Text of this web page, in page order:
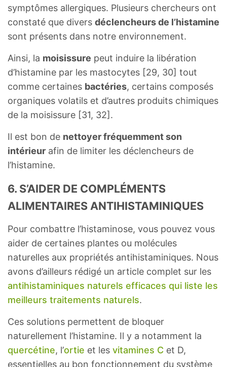
symptômes allergiques. Plusieurs chercheurs ont
constaté que divers déclencheurs de l’histamine
sont présents dans notre environnement.
Ainsi, la moisissure peut induire la libération
d’histamine par les mastocytes [29, 30] tout
comme certaines bactéries, certains composés
organiques volatils et d’autres produits chimiques
de la moisissure [31, 32].
Il est bon de nettoyer fréquemment son
intérieur afin de limiter les déclencheurs de
l’histamine.
6. S’AIDER DE COMPLÉMENTS
ALIMENTAIRES ANTIHISTAMINIQUES
Pour combattre l’histaminose, vous pouvez vous
aider de certaines plantes ou molécules
naturelles aux propriétés antihistaminiques. Nous
avons d’ailleurs rédigé un article complet sur les
antihistaminiques naturels efficaces qui liste les
meilleurs traitements naturels.
Ces solutions permettent de bloquer
naturellement l’histamine. Il y a notamment la
quercétine, l’ortie et les vitamines C et D,
essentielles au bon fonctionnement du système